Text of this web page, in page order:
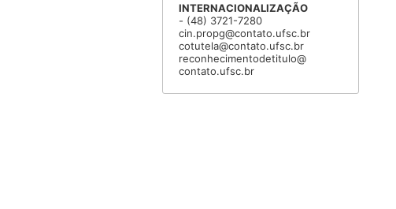
INTERNACIONALIZAÇÃO
- (48) 3721-7280
cin.propg@contato.ufsc.br
cotutela@contato.ufsc.br
reconhecimentodetitulo@
contato.ufsc.br